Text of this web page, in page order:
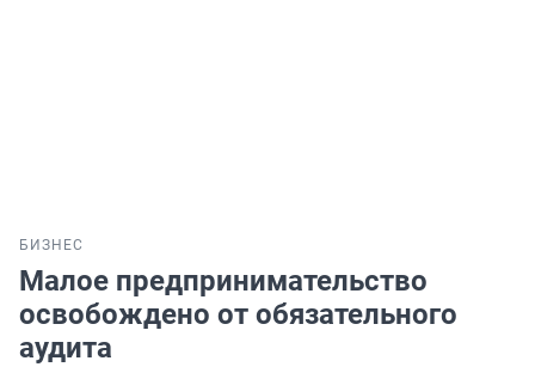
БИЗНЕС
Малое предпринимательство
освобождено от обязательного
аудита